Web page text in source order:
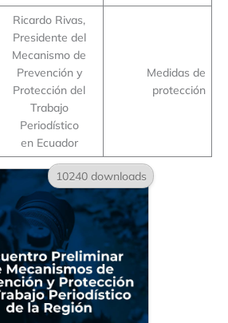
Ricardo Rivas,
Presidente del
Mecanismo de
Prevención y
Protección del
Trabajo
Periodístico
en Ecuador
Medidas de
protección
10240 downloads